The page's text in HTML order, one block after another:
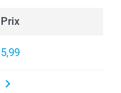
Prix
5,99